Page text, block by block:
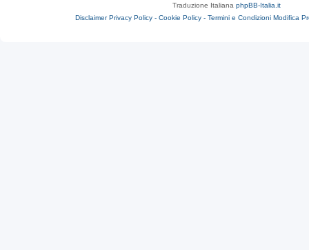
Traduzione Italiana phpBB-Italia.it
Disclaimer Privacy Policy - Cookie Policy - Termini e Condizioni Modifica